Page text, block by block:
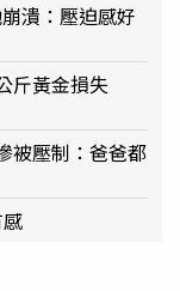
潰：壓迫感好
斤黃金損失
被壓制：爸爸都